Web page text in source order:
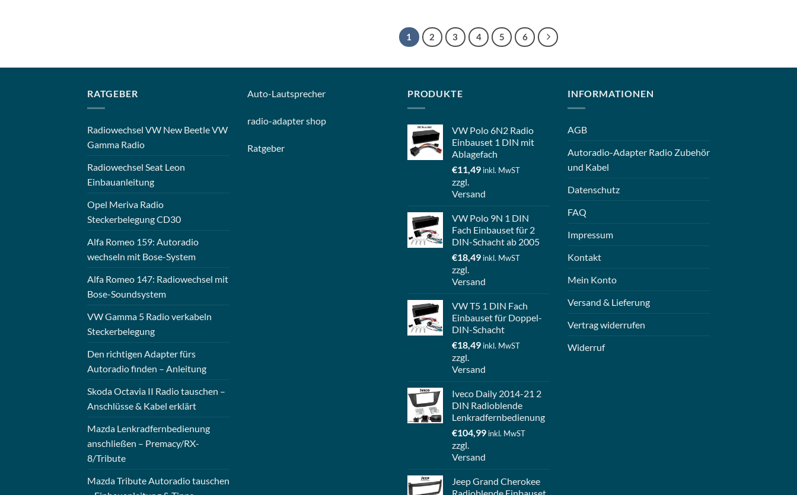
1 2 3 4 5 6
RATGEBER
Radiowechsel VW New Beetle VW
Gamma Radio
Radiowechsel Seat Leon
Einbauanleitung
Opel Meriva Radio
Steckerbelegung CD30
Alfa Romeo 159: Autoradio
wechseln mit Bose-System
Alfa Romeo 147: Radiowechsel mit
Bose-Soundsystem
VW Gamma 5 Radio verkabeln
Steckerbelegung
Den richtigen Adapter fürs
Autoradio finden – Anleitung
Skoda Octavia II Radio tauschen –
Anschlüsse & Kabel erklärt
Mazda Lenkradfernbedienung
anschließen – Premacy/RX-
8/Tribute
Mazda Tribute Autoradio tauschen
Auto-Lautsprecher
radio-adapter shop
Ratgeber
PRODUKTE
VW Polo 6N2 Radio
Einbauset 1 DIN mit
Ablagefach
€11,49 inkl. MwST
zzgl.
Versand
VW Polo 9N 1 DIN
Fach Einbauset für 2
DIN-Schacht ab 2005
€18,49 inkl. MwST
zzgl.
Versand
VW T5 1 DIN Fach
Einbauset für Doppel-
DIN-Schacht
€18,49 inkl. MwST
zzgl.
Versand
Iveco Daily 2014-21 2
DIN Radioblende
Lenkradfernbedienung
€104,99 inkl. MwST
zzgl.
Versand
Jeep Grand Cherokee
INFORMATIONEN
AGB
Autoradio-Adapter Radio Zubehör
und Kabel
Datenschutz
FAQ
Impressum
Kontakt
Mein Konto
Versand & Lieferung
Vertrag widerrufen
Widerruf